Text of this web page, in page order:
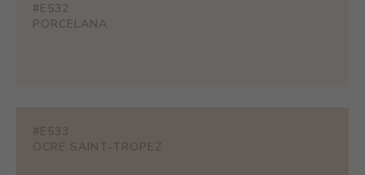
#E532
PORCELANA
#E533
OCRE SAINT-TROPEZ